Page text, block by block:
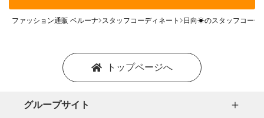
ファッション通販 ベルーナ スタッフコーディネート 日向☀のスタッフコーデ
トップページへ
グループサイト